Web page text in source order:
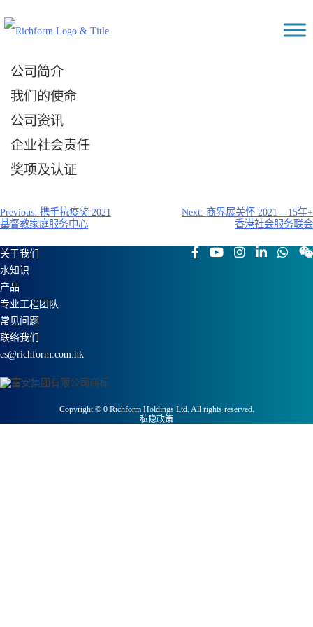
to
content
公司简介
我们的使命
公司资讯
企业社会责任
奖项及认证
文
章
导
航
Previous: 携手抗疫奖 2021
基督教家庭服务中心
Next: 商界展关怀 2021 – 15年+
香港社会服务联会
关于我们
水知识
产品
专业工程团队
常见问题
联络我们
cs@richform.com.hk
Copyright © 0Richform Holdings Ltd. All rights reserved.
私隐政策